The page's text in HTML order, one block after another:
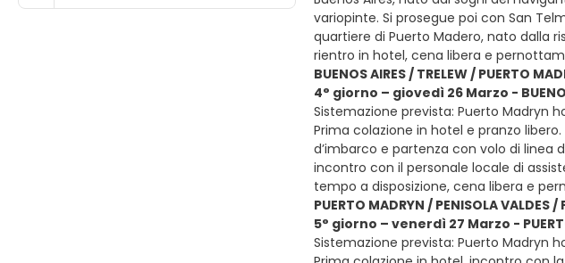
variopinte. Si prosegue poi con San
quartiere di Puerto Madero, nato dalla
rientro in hotel, cena libera e
BUENOS AIRES / TRELEW / PUERTO
4° giorno – giovedì 26 Marzo - BUENOS
Sistemazione prevista: Puerto Madryn
Prima colazione in hotel e pranzo
d’imbarco e partenza con volo di linea
incontro con il personale locale di
tempo a disposizione, cena libera e
PUERTO MADRYN / PENISOLA VALDES /
5° giorno – venerdì 27 Marzo -
Sistemazione prevista: Puerto Madryn